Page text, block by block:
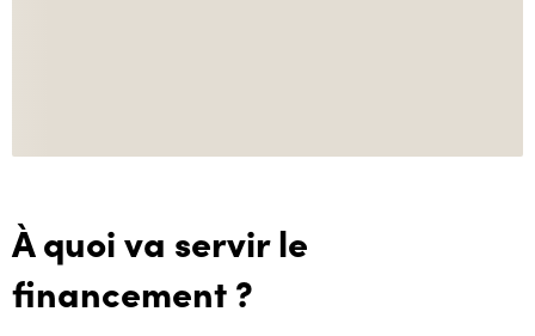
À quoi va servir le
financement ?